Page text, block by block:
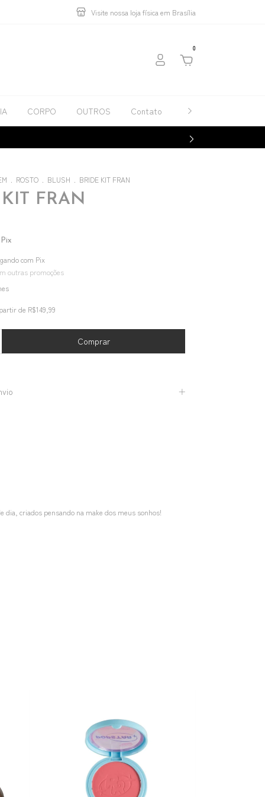
Visite nossa loja física em Brasília
0
CORPO OUTROS Contato Catálogos
ROSTO BLUSH BRIDE KIT FRAN
FRAN
Pix
com Pix
outras promoções
de R$149,99
dia, criados pensando na make dos meus sonhos!